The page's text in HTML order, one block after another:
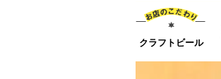
クラフトビール